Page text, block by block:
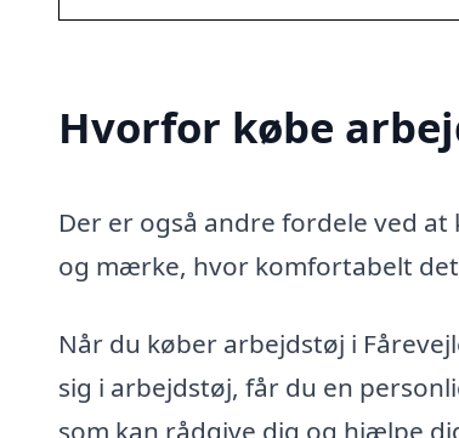
Hvorfor købe
Der er også andre fordele ved
og mærke, hvor komfortabelt
Når du køber arbejdstøj i
sig i arbejdstøj, får du en
som kan rådgive dig og hjælpe